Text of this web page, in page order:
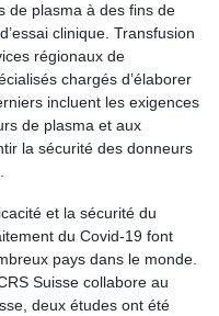
de plasma à des fins de
clinique. Transfusion
régionaux de
chargés d’élaborer
incluent les exigences
de plasma et aux
la sécurité des donneurs
et la sécurité du
du Covid-19 font
pays dans le monde.
Suisse collabore au
deux études ont été